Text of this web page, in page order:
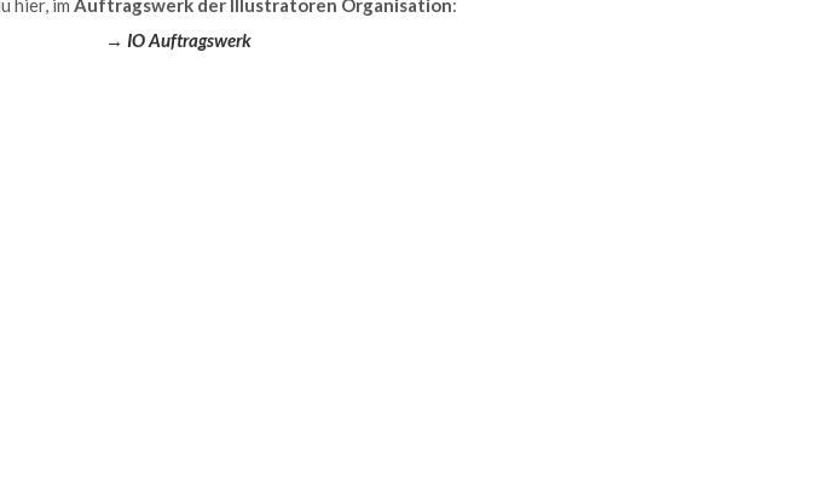
hier, im Auftragswerk der Illustratoren Organisation:
→ IO Auftragswerk